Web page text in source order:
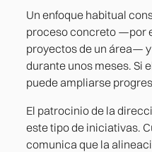
Un enfoque habitual
proceso concreto —por
proyectos de un área—
durante unos meses. Si
puede ampliarse
El patrocinio de la
este tipo de iniciativas.
comunica que la